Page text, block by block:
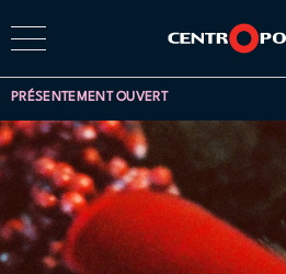
PRÉSENTEMENT OUVERT